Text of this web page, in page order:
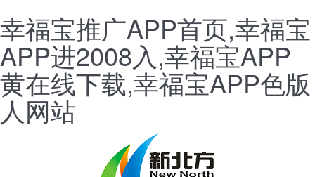
幸福宝推广APP首页,幸福宝
APP进2008入,幸福宝APP
黄在线下载,幸福宝APP色版
人网站